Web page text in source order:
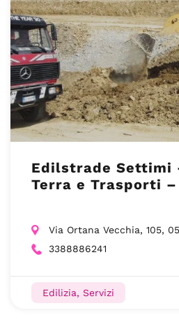
Edilstrade Settimi
Terra e Trasporti –
Via Ortana Vecchia, 105,
3388886241
Edilizia, Servizi